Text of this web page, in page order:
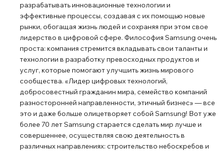
выбранного вами контента. Упрощенная процедура
настройки и обновления С помощью системы
настройки Tizen Zero Config ИТ-менеджеры,
работающие с несколькими коммерческими
телевизорами в разных местах, могут
зарегистрировать, устанавливать и удалять новые
приложения через Tizen Business Manager. Это
устраняет необходимость ненужных командировок, что
экономит время и эксплуатационные затраты.
разрабатывать инновационные технологии и
эффективные процессы, создавая с их помощью новые
рынки, обогащая жизнь людей и сохраняя при этом свое
лидерство в цифровой сфере. Философия Samsung очень
проста: компания стремится вкладывать свои таланты и
технологии в разработку превосходных продуктов и
услуг, которые помогают улучшить жизнь мирового
сообщества. «Лидер цифровых технологий,
добросовестный гражданин мира, семейство компаний
разносторонней направленности, этичный бизнес» ― все
это и даже больше олицетворяет собой Samsung! Вот уже
более 70 лет Samsung старается сделать мир лучше и
совершеннее, осуществляя свою деятельность в
различных направлениях: строительство небоскребов и